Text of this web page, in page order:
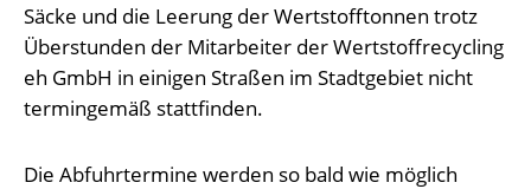
Säcke und die Leerung der Wertstofftonnen trotz
Überstunden der Mitarbeiter der Wertstoffrecycling
eh GmbH in einigen Straßen im Stadtgebiet nicht
termingemäß stattfinden.
Die Abfuhrtermine werden so bald wie möglich